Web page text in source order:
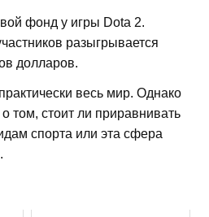
фонд у игры Dota 2.
разыгрывается
долларов.
весь мир. Однако
том, стоит ли приравнивать
спорта или эта сфера